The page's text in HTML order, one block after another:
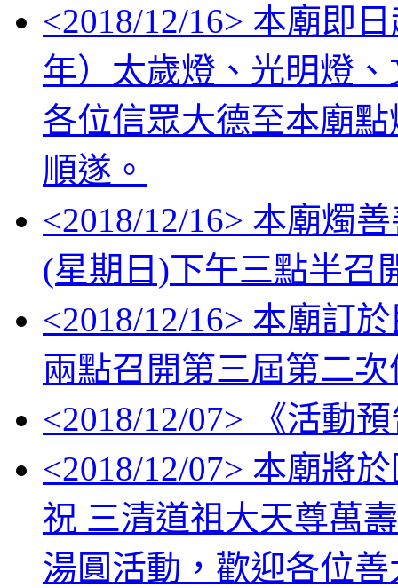
<2018/12/16> 本廟即
年）太歲燈、光明燈
各位信眾大德至本廟
順遂。
<2018/12/16> 本廟燭
(星期日)下午三點半召
<2018/12/16> 本廟訂
兩點召開第三屆第二
<2018/12/07> 《活動
<2018/12/07> 本廟將
祝 三清道祖大天尊萬
湯圓活動，歡迎各位